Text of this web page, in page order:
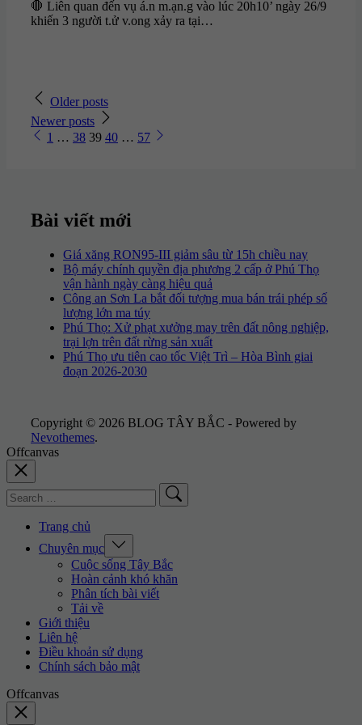
🛑 Liên quan đến vụ á.n m.ạn.g vào lúc 20h10’ ngày 26/9
khiến 3 người t.ử v.ong xảy ra tại…
Post
navigation
Older posts
Newer posts
Previous
Page
1 … Page
38 Page
39 Page
40 … Page
57 Next
Bài viết mới
Giá xăng RON95-III giảm sâu từ 15h chiều nay
Bộ máy chính quyền địa phương 2 cấp ở Phú Thọ
vận hành ngày càng hiệu quả
Công an Sơn La bắt đối tượng mua bán trái phép số
lượng lớn ma túy
Phú Thọ: Xử phạt xưởng may trên đất nông nghiệp,
trại lợn trên đất rừng sản xuất
Phú Thọ ưu tiên cao tốc Việt Trì – Hòa Bình giai
đoạn 2026-2030
Copyright © 2026 BLOG TÂY BẮC - Powered by
Nevothemes.
Offcanvas
Search
for:
Trang chủ
Chuyên mục
/
Collapse
Cuộc sống Tây Bắc
Hoàn cảnh khó khăn
Phân tích bài viết
Tải về
Giới thiệu
Liên hệ
Điều khoản sử dụng
Chính sách bảo mật
Offcanvas